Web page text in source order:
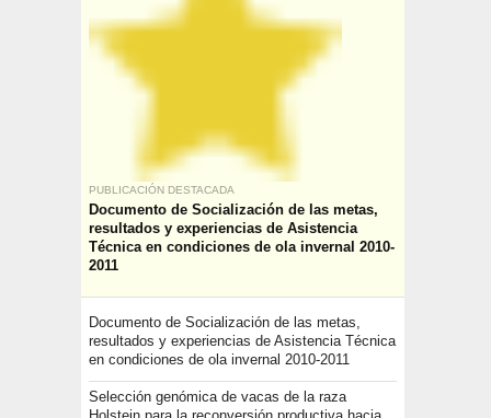
PUBLICACIÓN DESTACADA
Documento de Socialización de las metas,
resultados y experiencias de Asistencia
Técnica en condiciones de ola invernal 2010-
2011
Documento de Socialización de las metas,
resultados y experiencias de Asistencia Técnica
en condiciones de ola invernal 2010-2011
Selección genómica de vacas de la raza